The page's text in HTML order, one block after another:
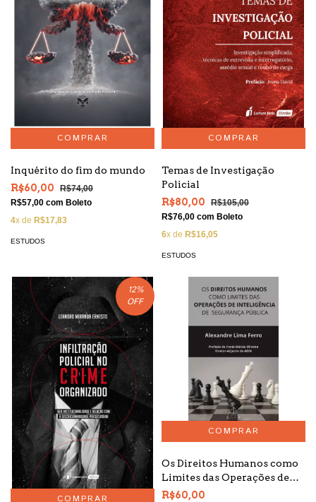
Inquérito do fim do mundo
R$60,00
R$74,00
R$57,00 com Boleto
4x de R$17,83
ESTUDOS
Temas de Investigação
Policial
R$80,00
R$105,00
R$76,00 com Boleto
6x de R$16,05
ESTUDOS
12%
OFF
Os Direitos Humanos como
Limites das Operações de
Inteligência de Segurança
R$60,00